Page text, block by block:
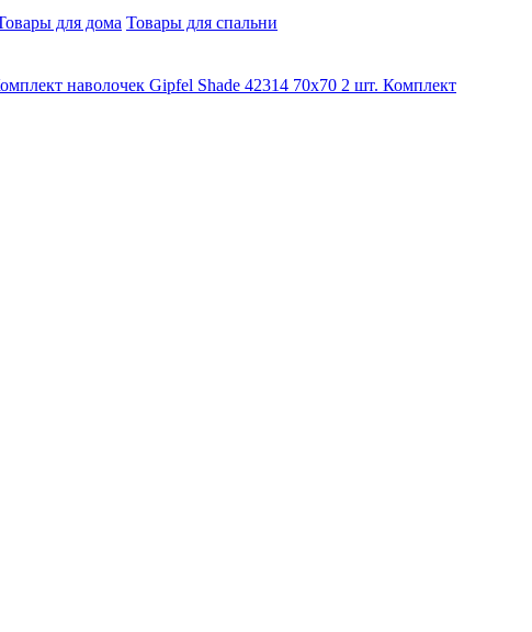
для дома Товары для спальни
Комплект